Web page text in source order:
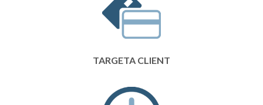
TARGETA CLIENT